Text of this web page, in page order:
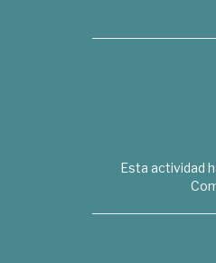
Esta actividad